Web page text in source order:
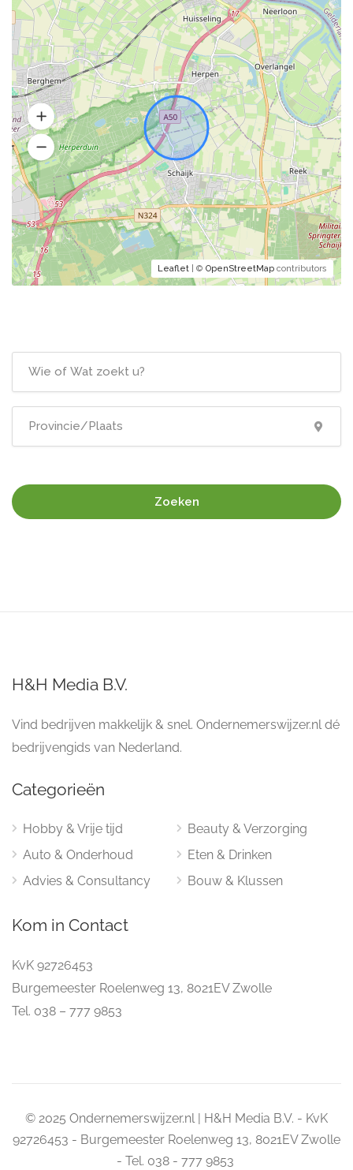
Leaflet | © OpenStreetMap contributors
Zoeken
H&H Media B.V.
Vind bedrijven makkelijk & snel. Ondernemerswijzer.nl dé
bedrijvengids van Nederland.
Categorieën
Hobby & Vrije tijd
Auto & Onderhoud
Advies & Consultancy
Beauty & Verzorging
Eten & Drinken
Bouw & Klussen
Kom in Contact
KvK 92726453
Burgemeester Roelenweg 13, 8021EV Zwolle
Tel. 038 – 777 9853
© 2025 Ondernemerswijzer.nl | H&H Media B.V. - KvK
92726453 - Burgemeester Roelenweg 13, 8021EV Zwolle
- Tel. 038 - 777 9853